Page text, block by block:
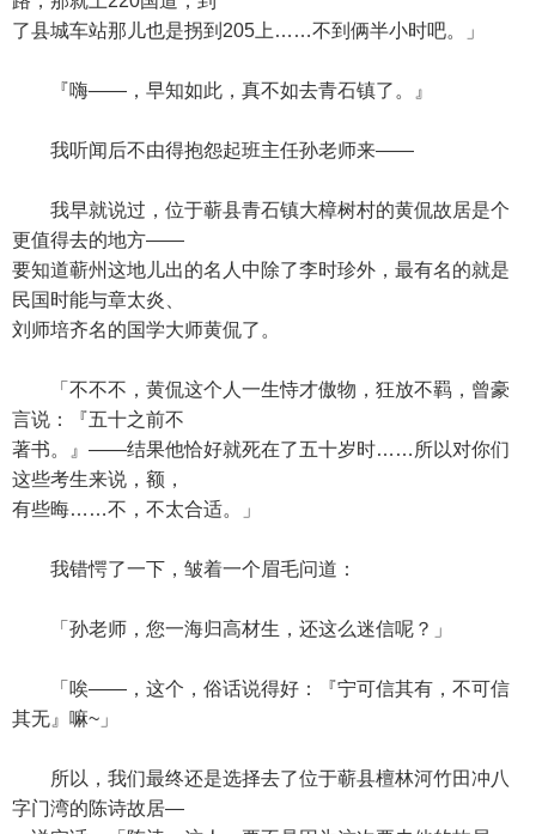
了县城车站那儿也是拐到205上……不到俩半小时吧。」
『嗨——，早知如此，真不如去青石镇了。』
我听闻后不由得抱怨起班主任孙老师来——
我早就说过，位于蕲县青石镇大樟树村的黄侃故居是个
更值得去的地方——
要知道蕲州这地儿出的名人中除了李时珍外，最有名的就是
民国时能与章太炎、
刘师培齐名的国学大师黄侃了。
「不不不，黄侃这个人一生恃才傲物，狂放不羁，曾豪
言说：『五十之前不
著书。』——结果他恰好就死在了五十岁时……所以对你们
这些考生来说，额，
有些晦……不，不太合适。」
我错愕了一下，皱着一个眉毛问道：
「孙老师，您一海归高材生，还这么迷信呢？」
「唉——，这个，俗话说得好：『宁可信其有，不可信
其无』嘛~」
所以，我们最终还是选择去了位于蕲县檀林河竹田冲八
字门湾的陈诗故居—